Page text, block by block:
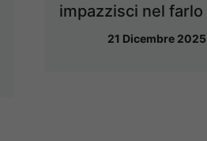
impazzisci nel farlo
21 Dicembre 2025